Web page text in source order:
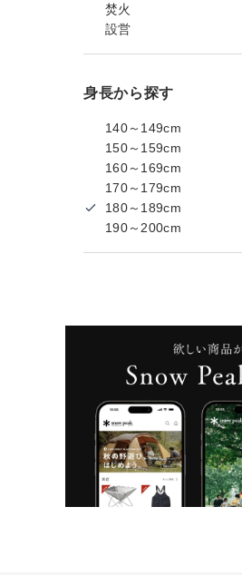
焚火
設営
身長から探す
140～149cm
150～159cm
160～169cm
170～179cm
180～189cm
190～200cm